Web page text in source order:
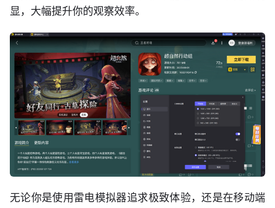
显，大幅提升你的观察效率。
无论你是使用雷电模拟器追求极致体验，还是在移动端